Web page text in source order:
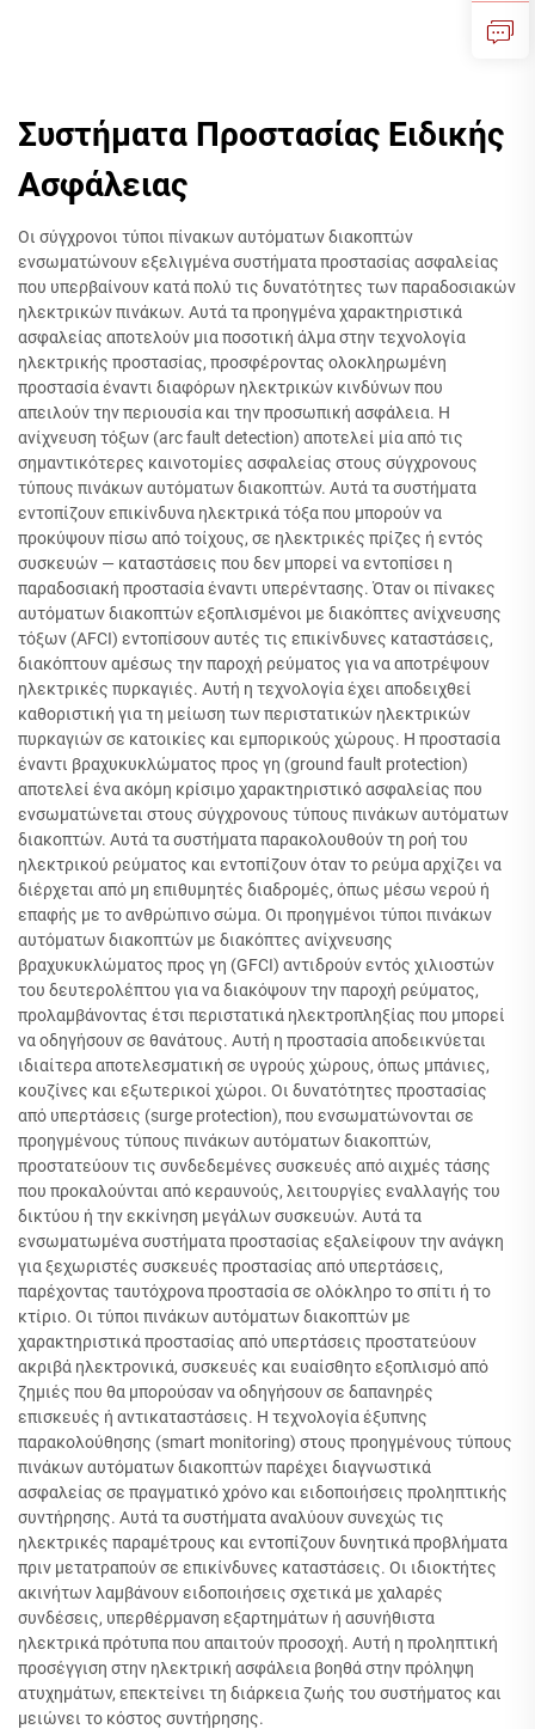
Συστήματα Προστασίας Ειδικής
Ασφάλειας
Οι σύγχρονοι τύποι πίνακων αυτόματων διακοπτών
ενσωματώνουν εξελιγμένα συστήματα προστασίας ασφαλείας
που υπερβαίνουν κατά πολύ τις δυνατότητες των παραδοσιακών
ηλεκτρικών πινάκων. Αυτά τα προηγμένα χαρακτηριστικά
ασφαλείας αποτελούν μια ποσοτική άλμα στην τεχνολογία
ηλεκτρικής προστασίας, προσφέροντας ολοκληρωμένη
προστασία έναντι διαφόρων ηλεκτρικών κινδύνων που
απειλούν την περιουσία και την προσωπική ασφάλεια. Η
ανίχνευση τόξων (arc fault detection) αποτελεί μία από τις
σημαντικότερες καινοτομίες ασφαλείας στους σύγχρονους
τύπους πινάκων αυτόματων διακοπτών. Αυτά τα συστήματα
εντοπίζουν επικίνδυνα ηλεκτρικά τόξα που μπορούν να
προκύψουν πίσω από τοίχους, σε ηλεκτρικές πρίζες ή εντός
συσκευών — καταστάσεις που δεν μπορεί να εντοπίσει η
παραδοσιακή προστασία έναντι υπερέντασης. Όταν οι πίνακες
αυτόματων διακοπτών εξοπλισμένοι με διακόπτες ανίχνευσης
τόξων (AFCI) εντοπίσουν αυτές τις επικίνδυνες καταστάσεις,
διακόπτουν αμέσως την παροχή ρεύματος για να αποτρέψουν
ηλεκτρικές πυρκαγιές. Αυτή η τεχνολογία έχει αποδειχθεί
καθοριστική για τη μείωση των περιστατικών ηλεκτρικών
πυρκαγιών σε κατοικίες και εμπορικούς χώρους. Η προστασία
έναντι βραχυκυκλώματος προς γη (ground fault protection)
αποτελεί ένα ακόμη κρίσιμο χαρακτηριστικό ασφαλείας που
ενσωματώνεται στους σύγχρονους τύπους πινάκων αυτόματων
διακοπτών. Αυτά τα συστήματα παρακολουθούν τη ροή του
ηλεκτρικού ρεύματος και εντοπίζουν όταν το ρεύμα αρχίζει να
διέρχεται από μη επιθυμητές διαδρομές, όπως μέσω νερού ή
επαφής με το ανθρώπινο σώμα. Οι προηγμένοι τύποι πινάκων
αυτόματων διακοπτών με διακόπτες ανίχνευσης
βραχυκυκλώματος προς γη (GFCI) αντιδρούν εντός χιλιοστών
του δευτερολέπτου για να διακόψουν την παροχή ρεύματος,
προλαμβάνοντας έτσι περιστατικά ηλεκτροπληξίας που μπορεί
να οδηγήσουν σε θανάτους. Αυτή η προστασία αποδεικνύεται
ιδιαίτερα αποτελεσματική σε υγρούς χώρους, όπως μπάνιες,
κουζίνες και εξωτερικοί χώροι. Οι δυνατότητες προστασίας
από υπερτάσεις (surge protection), που ενσωματώνονται σε
προηγμένους τύπους πινάκων αυτόματων διακοπτών,
προστατεύουν τις συνδεδεμένες συσκευές από αιχμές τάσης
που προκαλούνται από κεραυνούς, λειτουργίες εναλλαγής του
δικτύου ή την εκκίνηση μεγάλων συσκευών. Αυτά τα
ενσωματωμένα συστήματα προστασίας εξαλείφουν την ανάγκη
για ξεχωριστές συσκευές προστασίας από υπερτάσεις,
παρέχοντας ταυτόχρονα προστασία σε ολόκληρο το σπίτι ή το
κτίριο. Οι τύποι πινάκων αυτόματων διακοπτών με
χαρακτηριστικά προστασίας από υπερτάσεις προστατεύουν
ακριβά ηλεκτρονικά, συσκευές και ευαίσθητο εξοπλισμό από
ζημιές που θα μπορούσαν να οδηγήσουν σε δαπανηρές
επισκευές ή αντικαταστάσεις. Η τεχνολογία έξυπνης
παρακολούθησης (smart monitoring) στους προηγμένους τύπους
πινάκων αυτόματων διακοπτών παρέχει διαγνωστικά
ασφαλείας σε πραγματικό χρόνο και ειδοποιήσεις προληπτικής
συντήρησης. Αυτά τα συστήματα αναλύουν συνεχώς τις
ηλεκτρικές παραμέτρους και εντοπίζουν δυνητικά προβλήματα
πριν μετατραπούν σε επικίνδυνες καταστάσεις. Οι ιδιοκτήτες
ακινήτων λαμβάνουν ειδοποιήσεις σχετικά με χαλαρές
συνδέσεις, υπερθέρμανση εξαρτημάτων ή ασυνήθιστα
ηλεκτρικά πρότυπα που απαιτούν προσοχή. Αυτή η προληπτική
προσέγγιση στην ηλεκτρική ασφάλεια βοηθά στην πρόληψη
ατυχημάτων, επεκτείνει τη διάρκεια ζωής του συστήματος και
μειώνει το κόστος συντήρησης.